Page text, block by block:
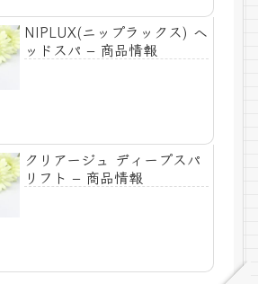
NIPLUX(ニップラックス) ヘ
ッドスパ – 商品情報
クリアージュ ディープスパ
リフト – 商品情報